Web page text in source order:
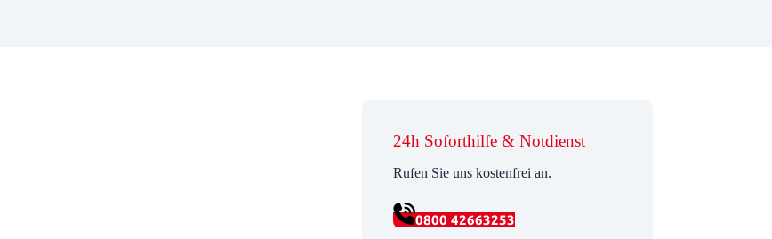
24h Soforthilfe & Notdienst
Rufen Sie uns kostenfrei an.
0800 42663253